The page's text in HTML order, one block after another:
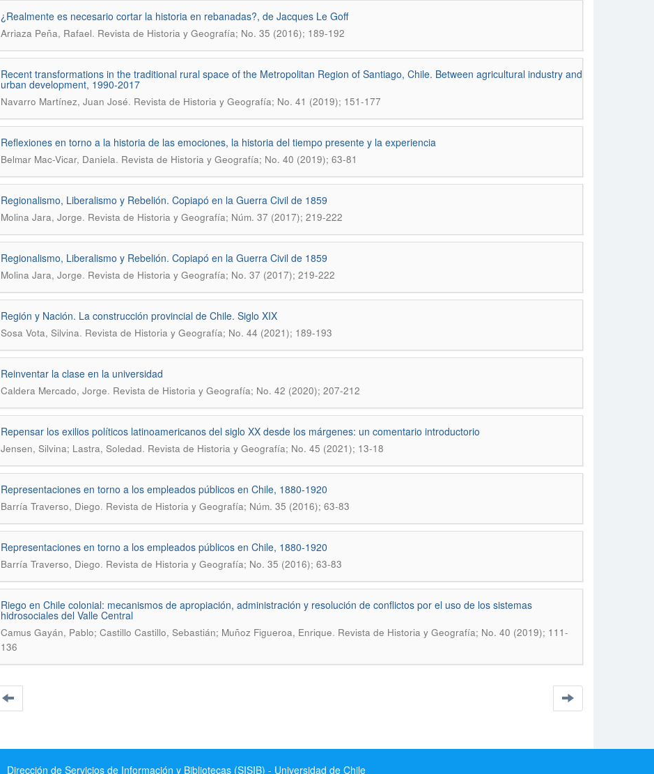
¿Realmente es necesario cortar la historia en rebanadas?, de Jacques Le Goff
Arriaza Peña, Rafael. Revista de Historia y Geografí­a; No. 35 (2016); 189-192
Recent transformations in the traditional rural space of the Metropolitan Region of Santiago, Chile. Between agricultural industry and
urban development, 1990-2017
Navarro Martí­nez, Juan José. Revista de Historia y Geografí­a; No. 41 (2019); 151-177
Reflexiones en torno a la historia de las emociones, la historia del tiempo presente y la experiencia
Belmar Mac-Vicar, Daniela. Revista de Historia y Geografí­a; No. 40 (2019); 63-81
Regionalismo, Liberalismo y Rebelión. Copiapó en la Guerra Civil de 1859
Molina Jara, Jorge. Revista de Historia y Geografía; Núm. 37 (2017); 219-222
Regionalismo, Liberalismo y Rebelión. Copiapó en la Guerra Civil de 1859
Molina Jara, Jorge. Revista de Historia y Geografí­a; No. 37 (2017); 219-222
Región y Nación. La construcción provincial de Chile. Siglo XIX
Sosa Vota, Silvina. Revista de Historia y Geografí­a; No. 44 (2021); 189-193
Reinventar la clase en la universidad
Caldera Mercado, Jorge. Revista de Historia y Geografí­a; No. 42 (2020); 207-212
Repensar los exilios polí­ticos latinoamericanos del siglo XX desde los márgenes: un comentario introductorio
Jensen, Silvina; Lastra, Soledad. Revista de Historia y Geografí­a; No. 45 (2021); 13-18
Representaciones en torno a los empleados públicos en Chile, 1880-1920
Barría Traverso, Diego. Revista de Historia y Geografía; Núm. 35 (2016); 63-83
Representaciones en torno a los empleados públicos en Chile, 1880-1920
Barrí­a Traverso, Diego. Revista de Historia y Geografí­a; No. 35 (2016); 63-83
Riego en Chile colonial: mecanismos de apropiación, administración y resolución de conflictos por el uso de los sistemas
hidrosociales del Valle Central
Camus Gayán, Pablo; Castillo Castillo, Sebastián; Muñoz Figueroa, Enrique. Revista de Historia y Geografí­a; No. 40 (2019); 111-
136
Dirección de Servicios de Información y Bibliotecas (SISIB) - Universidad de Chile